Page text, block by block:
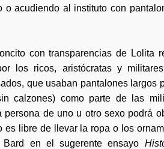
o acudiendo al instituto con
con transparencias de Lolita
los ricos, aristócratas y
que usaban pantalones largos
calzones) como parte de las
persona de uno u otro sexo podrá
es libre de llevar la ropa o los
Bard en el sugerente ensayo